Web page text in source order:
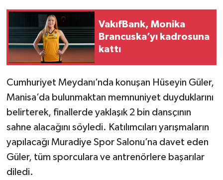
VakıfBank, Monika
Brancuska’yı kadrosuna
kattı
Cumhuriyet Meydanı’nda konuşan Hüseyin Güler,
Manisa’da bulunmaktan memnuniyet duyduklarını
belirterek, finallerde yaklaşık 2 bin dansçının
sahne alacağını söyledi. Katılımcıları yarışmaların
yapılacağı Muradiye Spor Salonu’na davet eden
Güler, tüm sporculara ve antrenörlere başarılar
diledi.